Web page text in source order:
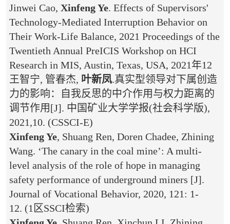
Jinwei Cao, Xinfeng Ye. Effects of Supervisors'
Technology-Mediated Interruption Behavior on
Their Work-Life Balance, 2021 Proceedings of the
Twentieth Annual PreICIS Workshop on HCI
Research in MIS, Austin, Texas, USA, 2021年12
王智宁, 管春杰, 叶新凤.真实型领导对下属创造
力的影响：自我反思的中介作用与权力距离的
调节作用[J]. 中国矿业大学学报(社会科学版),
2021,10. (CSSCI-E)
Xinfeng Ye, Shuang Ren, Doren Chadee, Zhining
Wang. ‘The canary in the coal mine’: A multi-
level analysis of the role of hope in managing
safety performance of underground miners [J].
Journal of Vocational Behavior, 2020, 121: 1-
12. (1区SSCI检索)